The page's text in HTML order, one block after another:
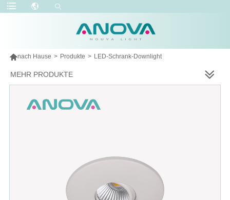
nach Hause > Produkte > LED-Schrank-Downlight
MEHR PRODUKTE